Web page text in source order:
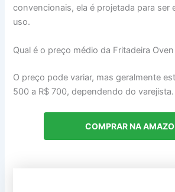
convencionais, ela é projetada para ser
uso.
Qual é o preço médio da Fritadeira
O preço pode variar, mas geralmente
500 a R$ 700, dependendo do varejista.
COMPRAR NA